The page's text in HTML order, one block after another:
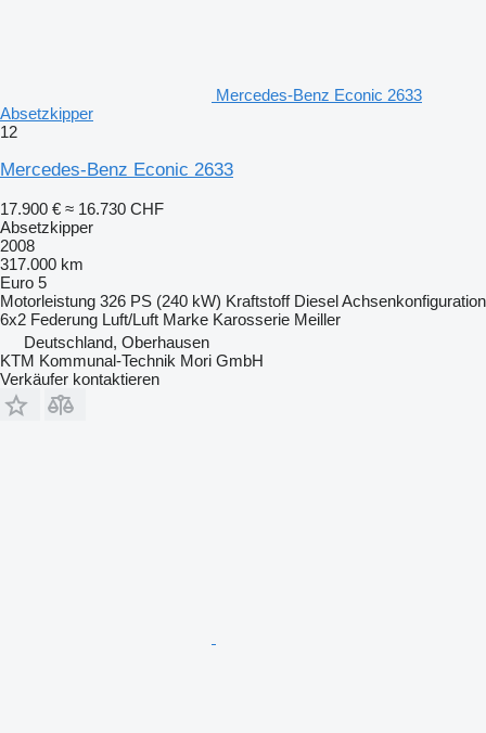
Mercedes-Benz Econic 2633
Absetzkipper
12
Mercedes-Benz Econic 2633
17.900 € ≈ 16.730 CHF
Absetzkipper
2008
317.000 km
Euro 5
Motorleistung 326 PS (240 kW) Kraftstoff DieselAchsenkonfiguration
6x2 Federung Luft/Luft Marke Karosserie Meiller
Deutschland, Oberhausen
KTM Kommunal-Technik Mori GmbH
Verkäufer kontaktieren